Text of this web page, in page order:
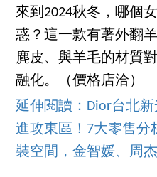
來到2024秋冬，哪個
惑？這一款有著外翻
麂皮、與羊毛的材質
融化。（價格店洽）
延伸閱讀：Dior台北新
進攻東區！7大零售分
裝空間，金智媛、周